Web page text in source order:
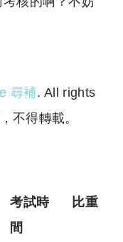
尋補. All rights
不得轉載。
考試時
間
比重